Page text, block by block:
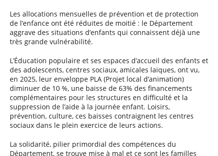
Les allocations mensuelles de prévention et de protection
de l’enfance ont été réduites de moitié : le Département
aggrave des situations d’enfants qui connaissent déjà une
très grande vulnérabilité.
L’Éducation populaire et ses espaces d’accueil des enfants et
des adolescents, centres sociaux, amicales laïques, ont vu,
en 2025, leur enveloppe PLA (Projet local d’animation)
diminuer de 10 %, une baisse de 63% des financements
complémentaires pour les structures en difficulté et la
suppression de l’aide à la journée enfant. Loisirs,
prévention, culture, ces baisses contraignent les centres
sociaux dans le plein exercice de leurs actions.
La solidarité, pilier primordial des compétences du
Département, se trouve mise à mal et ce sont les familles